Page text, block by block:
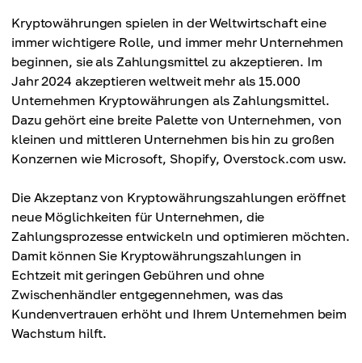
Kryptowährungen spielen in der Weltwirtschaft eine
immer wichtigere Rolle, und immer mehr Unternehmen
beginnen, sie als Zahlungsmittel zu akzeptieren. Im
Jahr 2024 akzeptieren weltweit mehr als 15.000
Unternehmen Kryptowährungen als Zahlungsmittel.
Dazu gehört eine breite Palette von Unternehmen, von
kleinen und mittleren Unternehmen bis hin zu großen
Konzernen wie Microsoft, Shopify, Overstock.com usw.
Die Akzeptanz von Kryptowährungszahlungen eröffnet
neue Möglichkeiten für Unternehmen, die
Zahlungsprozesse entwickeln und optimieren möchten.
Damit können Sie Kryptowährungszahlungen in
Echtzeit mit geringen Gebühren und ohne
Zwischenhändler entgegennehmen, was das
Kundenvertrauen erhöht und Ihrem Unternehmen beim
Wachstum hilft.